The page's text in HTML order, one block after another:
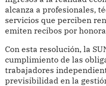
alcanza a profesionales,
servicios que perciben
emiten recibos por
Con esta resolución, la
cumplimiento de las
trabajadores
previsibilidad en la